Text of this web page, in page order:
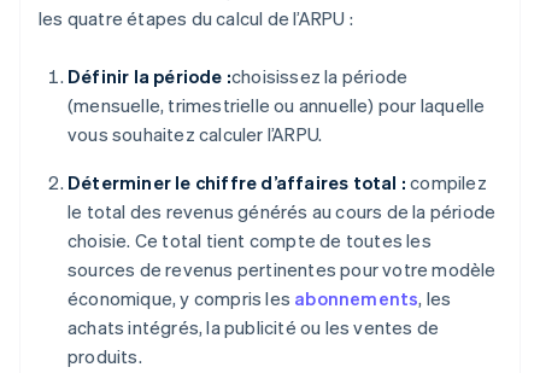
les quatre étapes du calcul de l’ARPU :
Définir la période :choisissez la période
(mensuelle, trimestrielle ou annuelle) pour laquelle
vous souhaitez calculer l’ARPU.
Déterminer le chiffre d’affaires total : compilez
le total des revenus générés au cours de la période
choisie. Ce total tient compte de toutes les
sources de revenus pertinentes pour votre modèle
économique, y compris les abonnements, les
achats intégrés, la publicité ou les ventes de
produits.